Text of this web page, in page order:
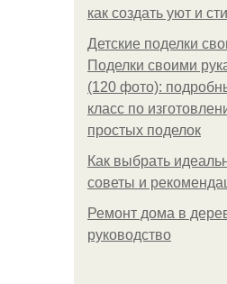
как создать уют и
Детские поделки
Поделки своими
(120 фото):
класс по
простых поделок
Как выбрать
советы и
Ремонт дома в
руководство